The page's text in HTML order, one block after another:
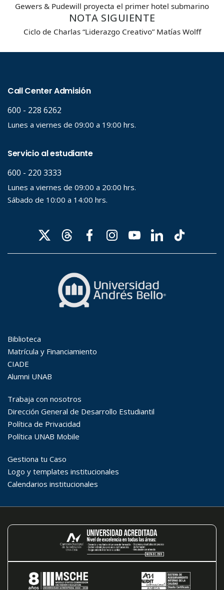
Gewers & Pudewill proyecta el primer hotel submarino
NOTA SIGUIENTE
Ciclo de Charlas “Liderazgo Creativo” Matías Wolff
Palabra clave
Desde...